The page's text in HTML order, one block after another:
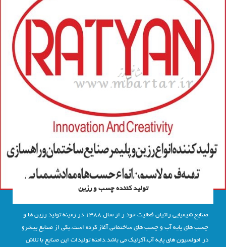
تولید کننده چسب و رزین
صنایع شیمیایی راتیان فعالیت خود ر از سال 1388 در زمینه تولید رزین ها و
چسب های پایه آب و چسب های ساختمانی آغاز کرده است.یکی از صنایع پیشرو
در امولسیون های پایه آب،آکرلیک می باشد.دامنه تولیدات این صنایع با تلاش